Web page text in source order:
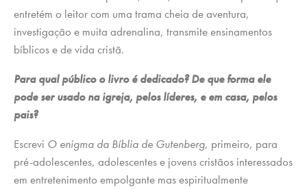
entretém o leitor com uma trama cheia de aventura,
investigação e muita adrenalina, transmite ensinamentos
bíblicos e de vida cristã.
Para qual público o livro é dedicado? De que forma ele
pode ser usado na igreja, pelos líderes, e em casa, pelos
pais?
Escrevi O enigma da Bíblia de Gutenberg, primeiro, para
pré-adolescentes, adolescentes e jovens cristãos interessados
em entretenimento empolgante mas espiritualmente